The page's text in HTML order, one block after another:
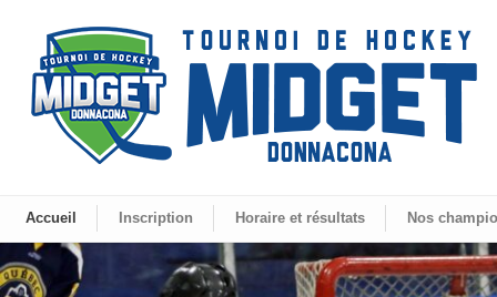
Accueil Inscription Horaire et résultats Nos